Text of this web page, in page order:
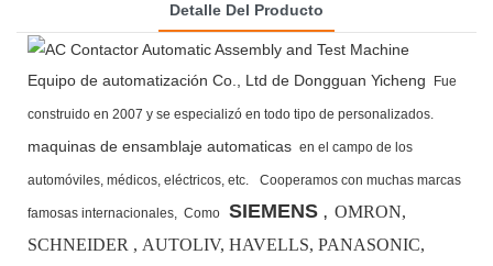
Detalle Del Producto
Equipo de automatización Co., Ltd de Dongguan Yicheng Fue
construido en 2007 y se especializó en todo tipo de personalizados.
maquinas de ensamblaje automaticas en el campo de los
automóviles, médicos, eléctricos, etc. Cooperamos con muchas marcas
famosas internacionales, Como SIEMENS , OMRON,
SCHNEIDER , AUTOLIV, HAVELLS, PANASONIC,